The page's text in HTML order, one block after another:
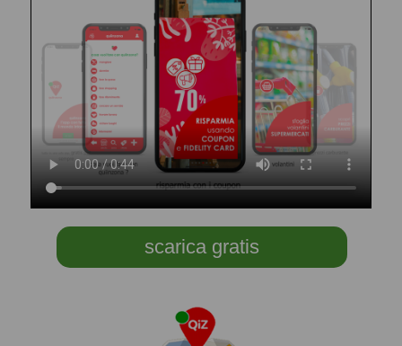
scarica gratis